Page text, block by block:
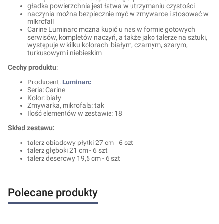
gładka powierzchnia jest łatwa w utrzymaniu czystości
naczynia można bezpiecznie myć w zmywarce i stosować w
mikrofali
Carine Luminarc można kupić u nas w formie gotowych
serwisów, kompletów naczyń, a także jako talerze na sztuki,
występuje w kilku kolorach: białym, czarnym, szarym,
turkusowym i niebieskim
Cechy produktu:
Producent: Luminarc
Seria: Carine
Kolor: biały
Zmywarka, mikrofala: tak
Ilość elementów w zestawie: 18
Skład zestawu:
talerz obiadowy płytki 27 cm - 6 szt
talerz głęboki 21 cm - 6 szt
talerz deserowy 19,5 cm - 6 szt
Polecane produkty